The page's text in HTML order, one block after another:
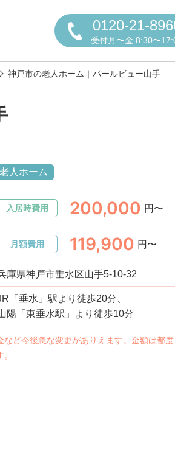
0120-21-
受付月〜金 8:30〜
ホームの種類 よくある
立ち情報 おすすめ
神戸市の老人ホーム｜パールビュー山手
人ホーム
入居時費用 200,000 円〜
月額費用 119,900 円〜
庫県神戸市垂水区山手5-10-32
「垂水」駅より徒歩20分、
陽「東垂水駅」より徒歩10分
ど今後急な変更がありえます。金額は都